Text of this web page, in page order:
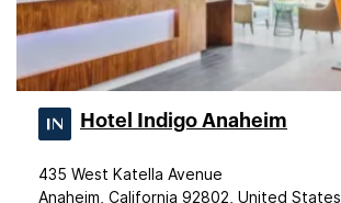
Hotel Indigo Anaheim
435 West Katella Avenue
Anaheim, California 92802, United States